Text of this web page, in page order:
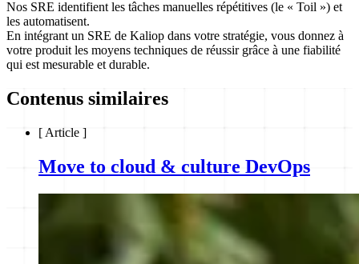
Nos SRE identifient les tâches manuelles répétitives (le « Toil ») et
les automatisent.
En intégrant un SRE de Kaliop dans votre stratégie, vous donnez à
votre produit les moyens techniques de réussir grâce à une fiabilité
qui est mesurable et durable.
Contenus similaires
[ Article ]
Move to cloud & culture DevOps